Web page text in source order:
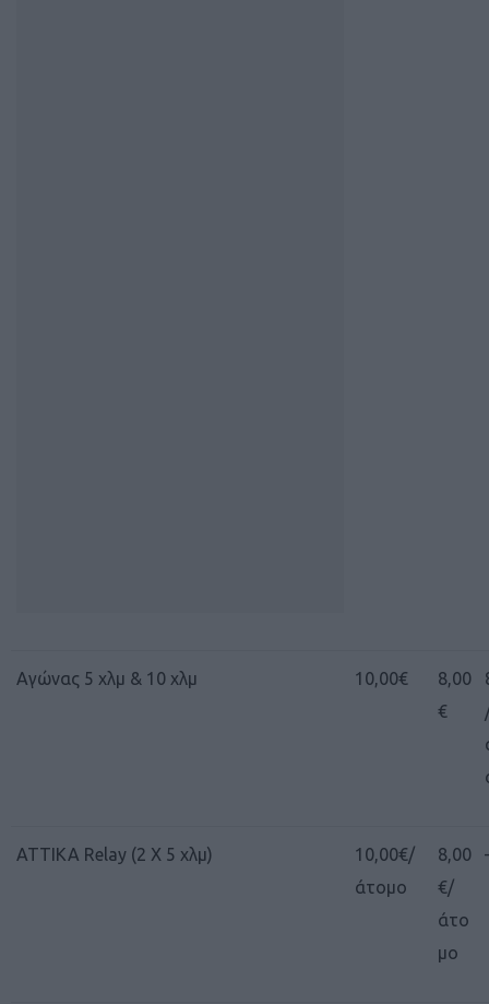
Αγώνας 5 χλμ & 10 χλμ 10,00€
8,00
€
ΑΤΤΙΚΑ Relay (2 Χ 5 χλμ)
10,00€/
άτομο
8,00
€/
άτο
μο